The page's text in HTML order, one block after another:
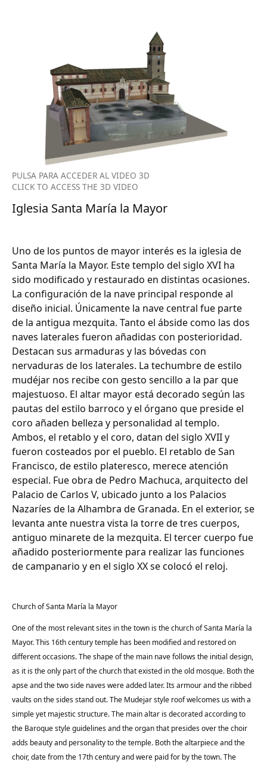
PULSA PARA ACCEDER AL VIDEO 3D
CLICK TO ACCESS THE 3D VIDEO
Iglesia Santa María la Mayor
Uno de los puntos de mayor interés es la iglesia de
Santa María la Mayor. Este templo del siglo XVI ha
sido modificado y restaurado en distintas ocasiones.
La configuración de la nave principal responde al
diseño inicial. Únicamente la nave central fue parte
de la antigua mezquita. Tanto el ábside como las dos
naves laterales fueron añadidas con posterioridad.
Destacan sus armaduras y las bóvedas con
nervaduras de los laterales. La techumbre de estilo
mudéjar nos recibe con gesto sencillo a la par que
majestuoso. El altar mayor está decorado según las
pautas del estilo barroco y el órgano que preside el
coro añaden belleza y personalidad al templo.
Ambos, el retablo y el coro, datan del siglo XVII y
fueron costeados por el pueblo. El retablo de San
Francisco, de estilo plateresco, merece atención
especial. Fue obra de Pedro Machuca, arquitecto del
Palacio de Carlos V, ubicado junto a los Palacios
Nazaríes de la Alhambra de Granada. En el exterior, se
levanta ante nuestra vista la torre de tres cuerpos,
antiguo minarete de la mezquita. El tercer cuerpo fue
añadido posteriormente para realizar las funciones
de campanario y en el siglo XX se colocó el reloj.
Church of Santa María la Mayor
One of the most relevant sites in the town is the church of Santa María la
Mayor. This 16th century temple has been modified and restored on
different occasions. The shape of the main nave follows the initial design,
as it is the only part of the church that existed in the old mosque. Both the
apse and the two side naves were added later. Its armour and the ribbed
vaults on the sides stand out. The Mudejar style roof welcomes us with a
simple yet majestic structure. The main altar is decorated according to
the Baroque style guidelines and the organ that presides over the choir
adds beauty and personality to the temple. Both the altarpiece and the
choir, date from the 17th century and were paid for by the town. The